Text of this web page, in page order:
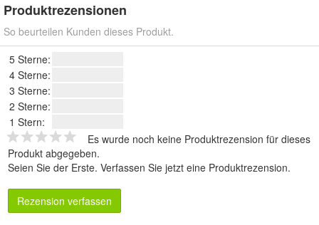
Produktrezensionen
So beurteilen Kunden dieses Produkt.
5 Sterne:
4 Sterne:
3 Sterne:
2 Sterne:
1 Stern:
Es wurde noch keine Produktrezension für dieses
Produkt abgegeben.
Seien Sie der Erste. Verfassen Sie jetzt eine Produktrezension.
Rezension verfassen